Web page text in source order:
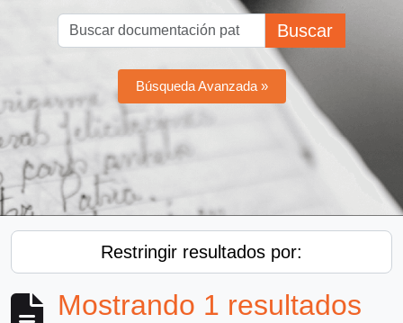
Buscar
Búsqueda Avanzada »
Restringir resultados por:
Mostrando 1 resultados